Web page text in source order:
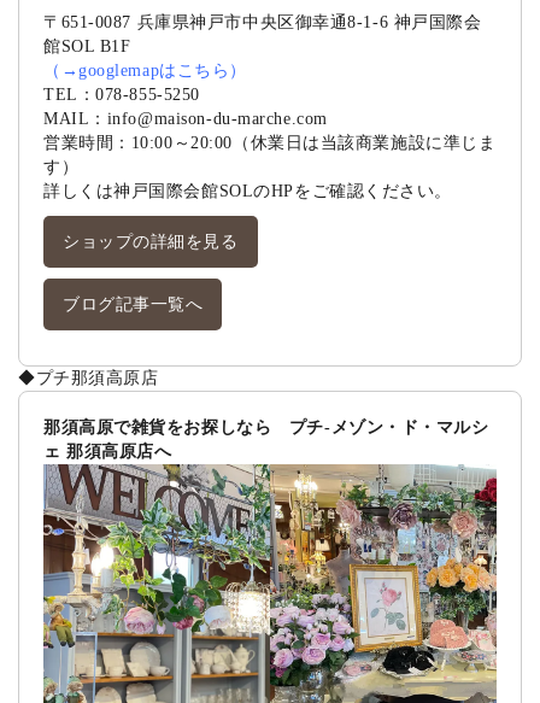
〒651-0087 兵庫県神戸市中央区御幸通8-1-6 神戸国際会
館SOL B1F
（ →googlemapはこちら ）
TEL：078-855-5250
MAIL： info@maison-du-marche.com
営業時間：10:00～20:00（休業日は当該商業施設に準じま
す）
詳しくは神戸国際会館SOLのHPをご確認ください。
ショップの詳細を見る
ブログ記事一覧へ
◆プチ那須高原店
那須高原で雑貨をお探しなら プチ-メゾン・ド・マルシ
ェ 那須高原店へ